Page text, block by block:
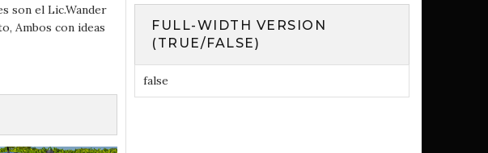
son el Lic.Wander
Ambos con ideas
FULL-WIDTH VERSION
(TRUE/FALSE)
false